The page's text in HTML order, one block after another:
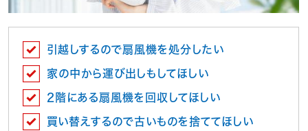
引越しするので扇風機を処分したい
家の中から運び出しもしてほしい
2階にある扇風機を回収してほしい
買い替えするので古いものを捨ててほしい